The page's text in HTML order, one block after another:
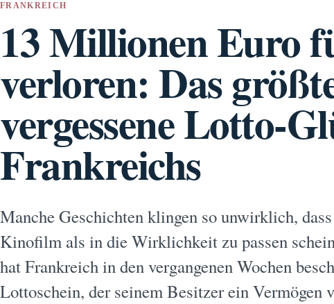
FRANKREICH
13 Millionen Euro
verloren: Das
vergessene Lotto-
Frankreichs
Manche Geschichten klingen so unwirklich,
Kinofilm als in die Wirklichkeit zu passen
hat Frankreich in den vergangenen Wochen
Lottoschein, der seinem Besitzer ein